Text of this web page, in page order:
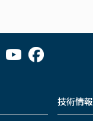
技術情報